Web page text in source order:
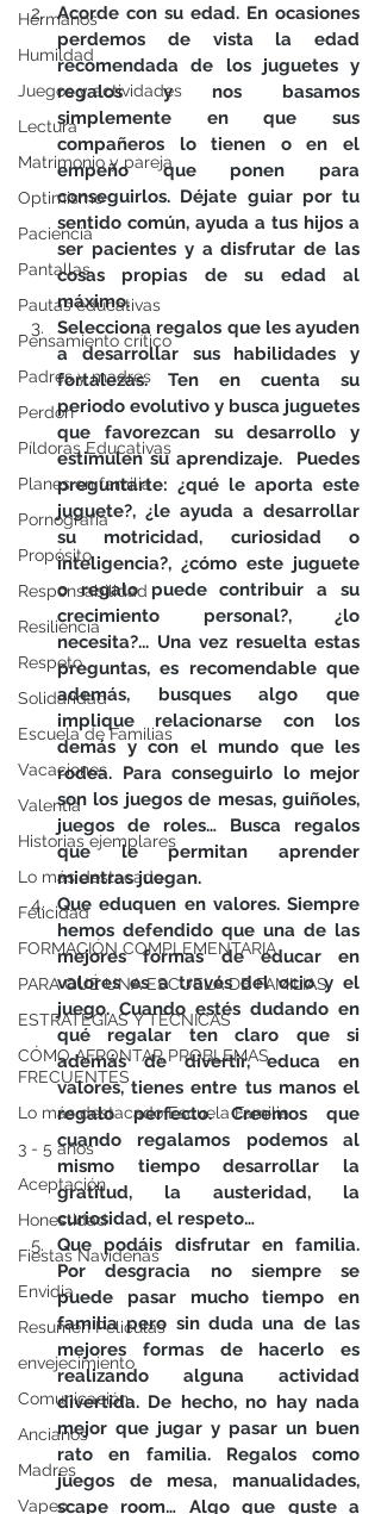
Hermanos
Humildad
Juegos y actividades
Lectura
Matrimonio y pareja
Optimismo
Paciencia
Pantallas
Pautas educativas
Pensamiento crítico
Padres y madres
Perdón
Píldoras Educativas
Planes en familia
Pornografía
Propósito
Responsabilidad
Resiliencia
Respeto
Solidaridad
Escuela de Familias
Vacaciones
Valentía
Historias ejemplares
Lo más destacado
Felicidad
FORMACIÓN COMPLEMENTARIA
PARA QUÉ UNA ESCUELA DE FAMILIAS
ESTRATEGIAS Y TÉCNICAS
CÓMO AFRONTAR PROBLEMAS
FRECUENTES
Lo más destacado Escuela Familia
3 - 5 años
Aceptación
Honestidad
Fiestas Navideñas
Envidia
Resumen Peliculas
envejecimiento
Comunicación
Ancianos
Madres
Vapeo
Acorde con su edad. En ocasiones
perdemos de vista la edad
recomendada de los juguetes y
regalos y nos basamos
simplemente en que sus
compañeros lo tienen o en el
empeño que ponen para
conseguirlos. Déjate guiar por tu
sentido común, ayuda a tus hijos a
ser pacientes y a disfrutar de las
cosas propias de su edad al
máximo.
Selecciona regalos que les ayuden
a desarrollar sus habilidades y
fortalezas. Ten en cuenta su
periodo evolutivo y busca juguetes
que favorezcan su desarrollo y
estimulen su aprendizaje.  Puedes
preguntarte: ¿qué le aporta este
juguete?, ¿le ayuda a desarrollar
su motricidad, curiosidad o
inteligencia?, ¿cómo este juguete
o regalo puede contribuir a su
crecimiento personal?, ¿lo
necesita?... Una vez resuelta estas
preguntas, es recomendable que
además, busques algo que
implique relacionarse con los
demás y con el mundo que les
rodea. Para conseguirlo lo mejor
son los juegos de mesas, guiñoles,
juegos de roles… Busca regalos
que le permitan aprender
mientras juegan.
Que eduquen en valores. Siempre
hemos defendido que una de las
mejores formas de educar en
valores es a través del ocio y el
juego. Cuando estés dudando en
qué regalar ten claro que si
además de divertir, educa en
valores, tienes entre tus manos el
regalo perfecto. Creemos que
cuando regalamos podemos al
mismo tiempo desarrollar la
gratitud, la austeridad, la
curiosidad, el respeto…
Que podáis disfrutar en familia.
Por desgracia no siempre se
puede pasar mucho tiempo en
familia pero sin duda una de las
mejores formas de hacerlo es
realizando alguna actividad
divertida. De hecho, no hay nada
mejor que jugar y pasar un buen
rato en familia. Regalos como
juegos de mesa, manualidades,
scape room… Algo que guste a